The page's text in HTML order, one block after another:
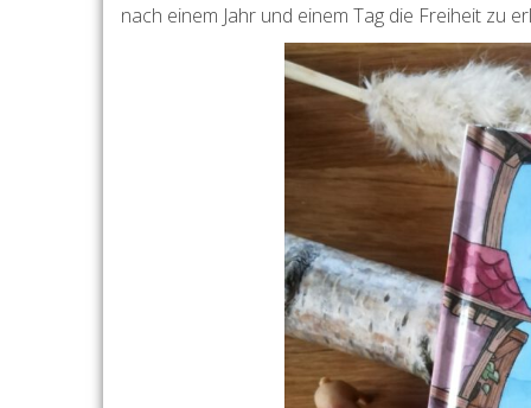
nach einem Jahr und einem Tag die Freiheit zu